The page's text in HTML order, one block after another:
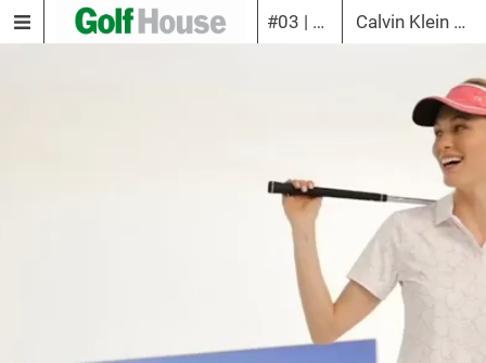
#03 | 2021 Calvin Klein Damen